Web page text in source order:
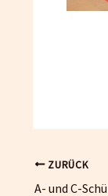
ZURÜCK